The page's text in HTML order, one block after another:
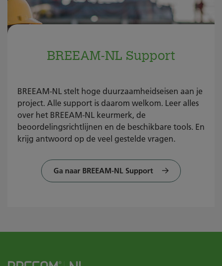
BREEAM-NL Support
BREEAM-NL stelt hoge duurzaamheidseisen aan je
project. Alle support is daarom welkom. Leer alles
over het BREEAM-NL keurmerk, de
beoordelingsrichtlijnen en de beschikbare tools. En
krijg antwoord op de veel gestelde vragen.
Ga naar BREEAM-NL Support